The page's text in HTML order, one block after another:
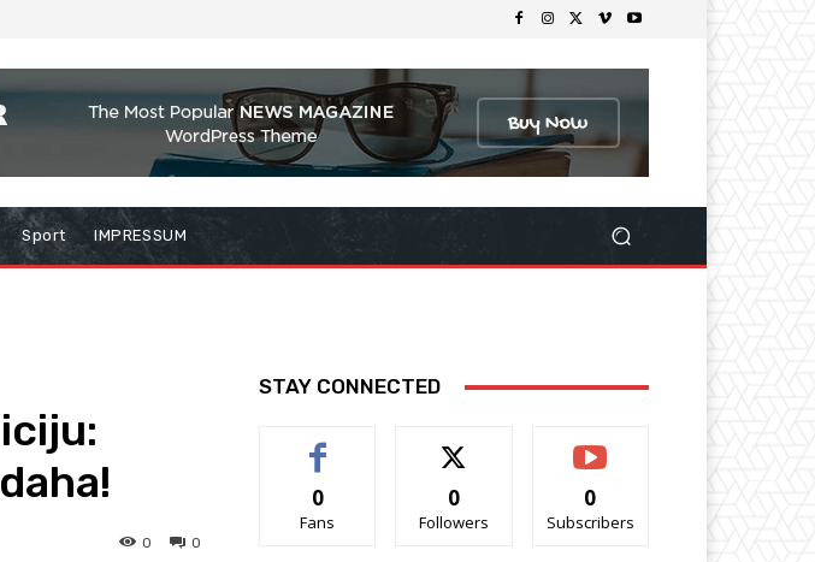
Sport IMPRESSUM
0
0
STAY CONNECTED
0
Fans
0
Followers
0
Subscribers